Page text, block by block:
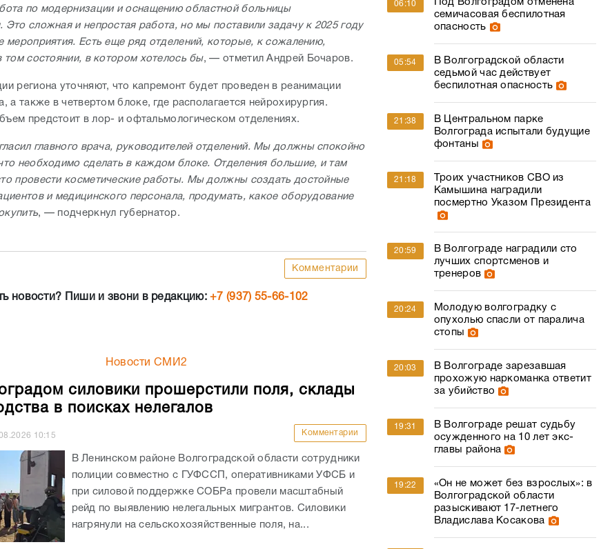
по модернизации и оснащению областной больницы
Это сложная и непростая работа, но мы поставили задачу к 2025 году
мероприятия. Есть еще ряд отделений, которые, к сожалению,
том состоянии, в котором хотелось бы, — отметил Андрей Бочаров.
региона уточняют, что капремонт будет проведен в реанимации
а также в четвертом блоке, где располагается нейрохирургия.
предстоит в лор- и офтальмологическом отделениях.
главного врача, руководителей отделений. Мы должны спокойно
необходимо сделать в каждом блоке. Отделения большие, и там
провести косметические работы. Мы должны создать достойные
и медицинского персонала, продумать, какое оборудование
, — подчеркнул губернатор.
Комментарии
новости? Пиши и звони в редакцию:+7 (937) 55-66-102
Новости СМИ2
силовики прошерстили поля, склады
в поисках нелегалов
10:15 Комментарии
В Ленинском районе Волгоградской области сотрудники
полиции совместно с ГУФССП, оперативниками УФСБ и
при силовой поддержке СОБРа провели масштабный
рейд по выявлению нелегальных мигрантов. Силовики
нагрянули на сельскохозяйственные поля, на...
06:10
Под Волгоградом отменена
семичасовая беспилотная
опасность
05:54
В Волгоградской области
седьмой час действует
беспилотная опасность
21:38
В Центральном парке
Волгограда испытали будущие
фонтаны
21:18
Троих участников СВО из
Камышина наградили
посмертно Указом Президента
20:59
В Волгограде наградили сто
лучших спортсменов и
тренеров
20:24
Молодую волгоградку с
опухолью спасли от паралича
стопы
20:03
В Волгограде зарезавшая
прохожую наркоманка ответит
за убийство
19:31
В Волгограде решат судьбу
осужденного на 10 лет экс-
главы района
19:22
«Он не может без взрослых»: в
Волгоградской области
разыскивают 17-летнего
Владислава Косакова